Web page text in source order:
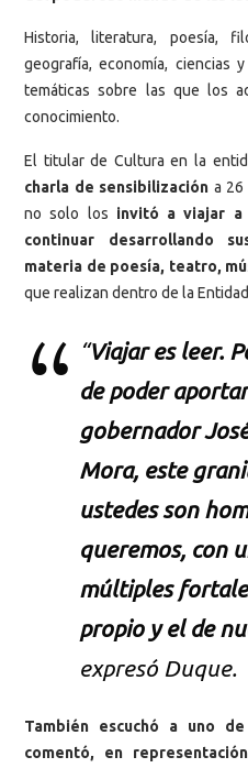
Historia, literatura, poesía,
geografía, economía, ciencias
temáticas sobre las que los
conocimiento.
El titular de Cultura en la
charla de sensibilización a
no solo los invitó a viajar
continuar desarrollando
materia de poesía, teatro,
que realizan dentro de la
“Viajar es leer.
de poder
gobernador
Mora, este
ustedes son
queremos, con
múltiples
propio y el de
expresó Duque.
También escuchó a uno
comentó, en